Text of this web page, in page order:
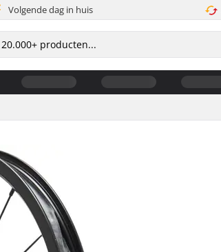
Volgende dag in huis